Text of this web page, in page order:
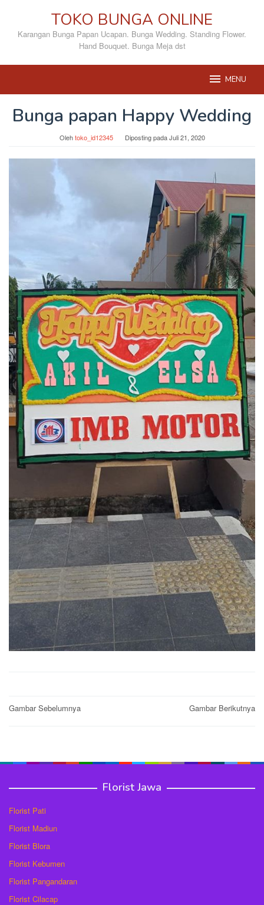
konten
TOKO BUNGA ONLINE
Karangan Bunga Papan Ucapan. Bunga Wedding. Standing Flower.
Hand Bouquet. Bunga Meja dst
MENU
Bunga papan Happy Wedding
Olehtoko_id12345 Diposting padaJuli 21, 2020
Post
Gambar Sebelumnya Gambar Berikutnya
Florist Jawa
Florist Pati
Florist Madiun
Florist Blora
Florist Kebumen
Florist Pangandaran
Florist Cilacap